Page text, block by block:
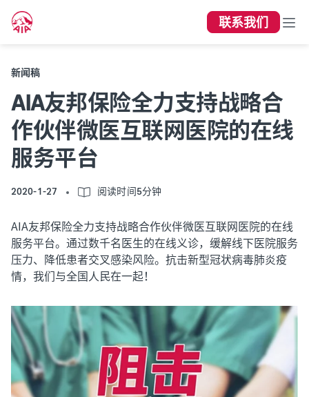
联系我们
新闻稿
AIA友邦保险全力支持战略合
作伙伴微医互联网医院的在线
服务平台
2020-1-27 阅读时间5分钟
AIA友邦保险全力支持战略合作伙伴微医互联网医院的在线
服务平台。通过数千名医生的在线义诊，缓解线下医院服务
压力、降低患者交叉感染风险。抗击新型冠状病毒肺炎疫
情，我们与全国人民在一起！